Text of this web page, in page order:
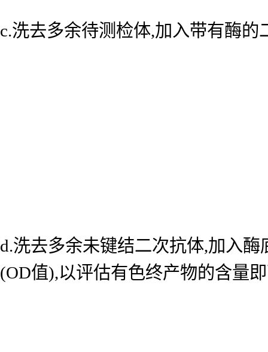
c.洗去多余待测检体,加入带有酶
d.洗去多余未键结二次抗体,加入
(OD值),以评估有色终产物的含量